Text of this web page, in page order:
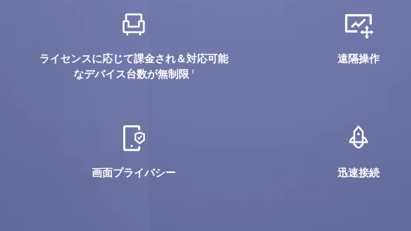
ライセンスに応じて課金され＆対応可能
なデバイス台数が無制限 1
遠隔操作
画面プライバシー 迅速接続